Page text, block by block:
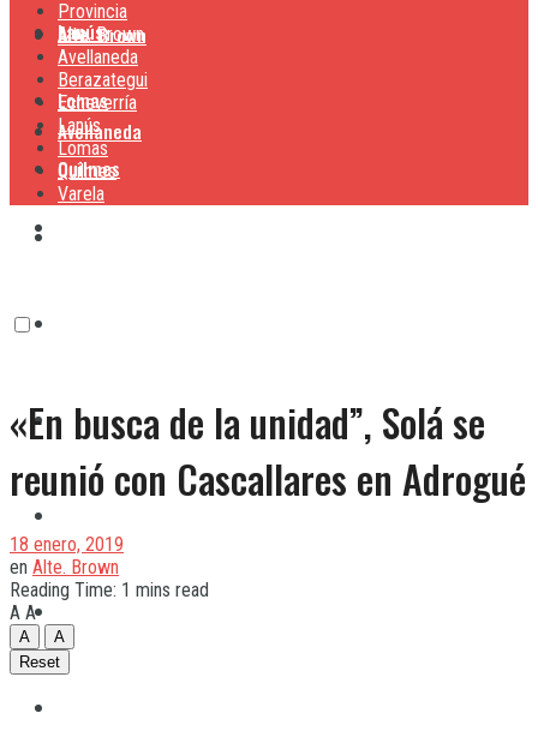
Lanús
Lomas
Quilmes
Alte. Brown
Avellaneda
Lanús
Provincia
Alte. Brown
Avellaneda
Berazategui
Echeverría
Lanús
Lomas
Quilmes
Varela
«En busca de la unidad”, Solá se
reunió con Cascallares en Adrogué
18 enero, 2019
en Alte. Brown
Reading Time: 1 mins read
A A
A
A
Reset